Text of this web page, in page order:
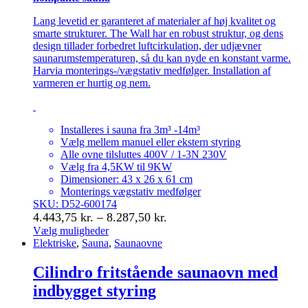
Lang levetid er garanteret af materialer af høj kvalitet og
smarte strukturer. The Wall har en robust struktur, og dens
design tillader forbedret luftcirkulation, der udjævner
saunarumstemperaturen, så du kan nyde en konstant varme.
Harvia monterings-/vægstativ medfølger. Installation af
varmeren er hurtig og nem.
Installeres i sauna fra 3m³ -14m³
Vælg mellem manuel eller ekstern styring
Alle ovne tilsluttes 400V / 1-3N 230V
Vælg fra 4,5KW til 9KW
Dimensioner: 43 x 26 x 61 cm
Monterings vægstativ medfølger
SKU: D52-600174
4.443,75 kr. – 8.287,50 kr.
Vælg muligheder
Dette
har
flere
varianter.
Elektriske, Sauna, Saunaovne
Cilindro fritstående saunaovn med
indbygget styring